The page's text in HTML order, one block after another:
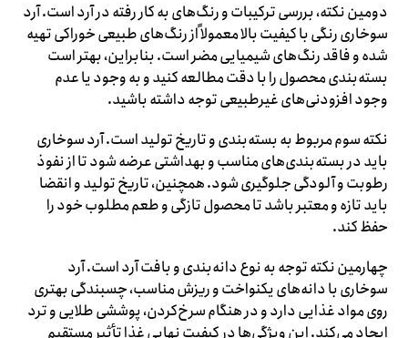
دومین نکته، بررسی ترکیبات و رنگ‌های به کار رفته در آرد است. آرد
سوخاری رنگی با کیفیت بالا معمولاً از رنگ‌های طبیعی خوراکی تهیه
شده و فاقد رنگ‌های شیمیایی مضر است. بنابراین، بهتر است
بسته‌بندی محصول را با دقت مطالعه کنید و به وجود یا عدم
وجود افزودنی‌های غیرطبیعی توجه داشته باشید.
نکته سوم مربوط به بسته‌بندی و تاریخ تولید است. آرد سوخاری
باید در بسته‌بندی‌های مناسب و بهداشتی عرضه شود تا از نفوذ
رطوبت و آلودگی جلوگیری شود. همچنین، تاریخ تولید و انقضا
باید تازه و معتبر باشد تا محصول تازگی و طعم مطلوب خود را
حفظ کند.
چهارمین نکته توجه به نوع دانه‌بندی و بافت آرد است. آرد
سوخاری با دانه‌های یکنواخت و ریزش مناسب، چسبندگی بهتری
روی مواد غذایی دارد و در هنگام سرخ‌کردن، پوششی طلایی و ترد
ایجاد می‌کند. این ویژگی‌ها در کیفیت نهایی غذا تأثیر مستقیم